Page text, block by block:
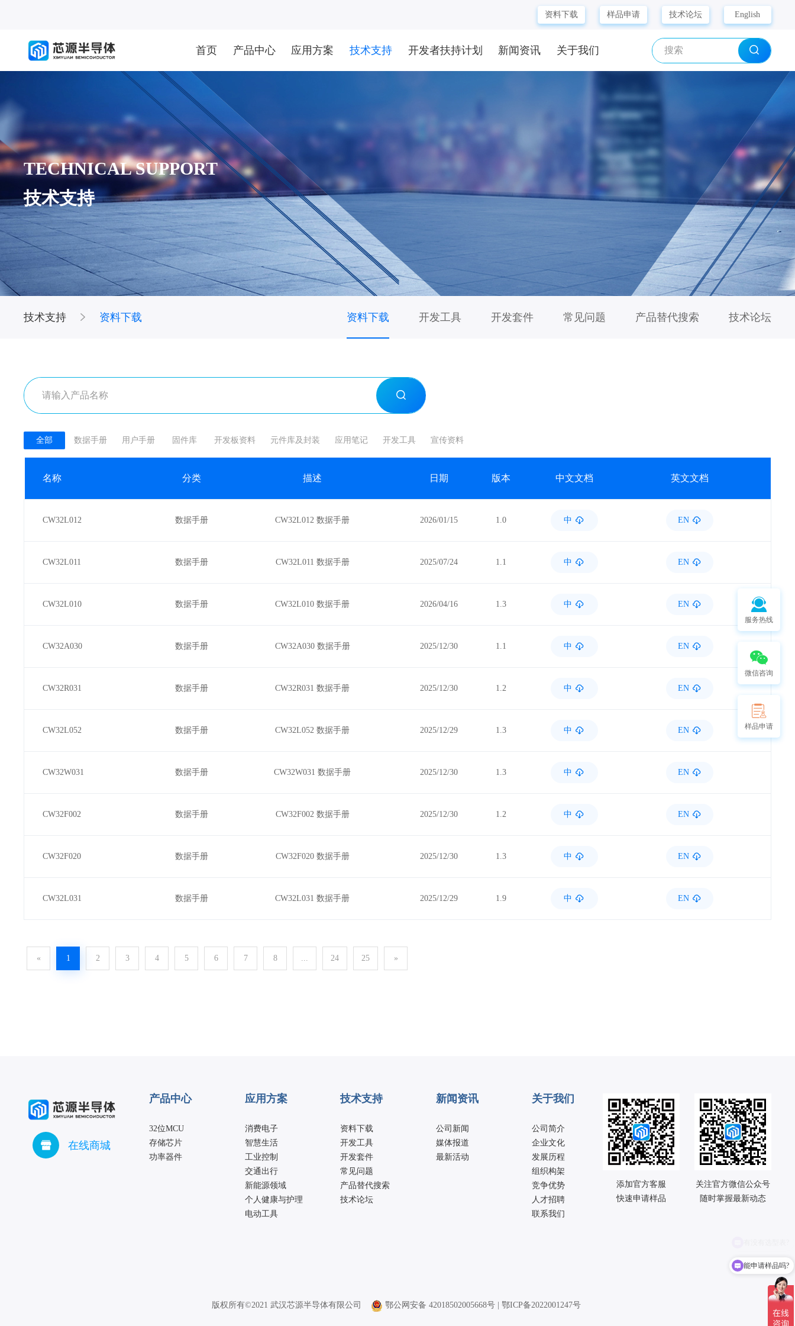
资料下载 样品申请 技术论坛 English
首页 产品中心 应用方案 技术支持 开发者扶持计划 新闻资讯 关于我们
TECHNICAL SUPPORT
技术支持
技术支持 资料下载 资料下载 开发工具 开发套件 常见问题 产品替代搜索 技术论坛
全部 数据手册 用户手册 固件库 开发板资料 元件库及封装 应用笔记 开发工具 宣传资料
名称 分类 描述 日期 版本 中文文档 英文文档
CW32L012 数据手册 CW32L012 数据手册 2026/01/15 1.0 中 EN
CW32L011 数据手册 CW32L011 数据手册 2025/07/24 1.1 中 EN
CW32L010 数据手册 CW32L010 数据手册 2026/04/16 1.3 中 EN
CW32A030 数据手册 CW32A030 数据手册 2025/12/30 1.1 中 EN
CW32R031 数据手册 CW32R031 数据手册 2025/12/30 1.2 中 EN
CW32L052 数据手册 CW32L052 数据手册 2025/12/29 1.3 中 EN
CW32W031 数据手册 CW32W031 数据手册 2025/12/30 1.3 中 EN
CW32F002 数据手册 CW32F002 数据手册 2025/12/30 1.2 中 EN
CW32F020 数据手册 CW32F020 数据手册 2025/12/30 1.3 中 EN
CW32L031 数据手册 CW32L031 数据手册 2025/12/29 1.9 中 EN
« 1 2 3 4 5 6 7 8 ... 24 25 »
在线商城
产品中心
32位MCU
存储芯片
功率器件
应用方案
消费电子
智慧生活
工业控制
交通出行
新能源领域
个人健康与护理
电动工具
技术支持
资料下载
开发工具
开发套件
常见问题
产品替代搜索
技术论坛
新闻资讯
公司新闻
媒体报道
最新活动
关于我们
公司简介
企业文化
发展历程
组织构架
竞争优势
人才招聘
联系我们
添加官方客服
快速申请样品
关注官方微信公众号
随时掌握最新动态
版权所有©2021 武汉芯源半导体有限公司 鄂公网安备 42018502005668号 | 鄂ICP备2022001247号
服务热线
微信咨询
样品申请
能申请样品吗?